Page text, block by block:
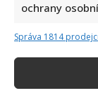
ochrany
Správa 1814